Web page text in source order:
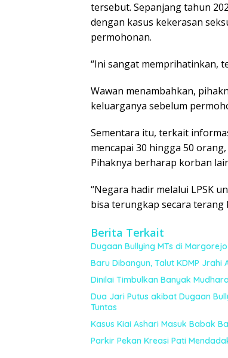
tersebut. Sepanjang tahun
dengan kasus kekerasan
permohonan.
“Ini sangat memprihatinkan,
Wawan menambahkan,
keluarganya sebelum
Sementara itu, terkait
mencapai 30 hingga 50
Pihaknya berharap korban
“Negara hadir melalui LPSK
bisa terungkap secara terang
Berita Terkait
Dugaan Bullying MTs di
Baru Dibangun, Talut KDMP Jrahi
Dinilai Timbulkan Banyak
Dua Jari Putus akibat Dugaan
Tuntas
Kasus Kiai Ashari Masuk Babak
Parkir Pekan Kreasi Pati